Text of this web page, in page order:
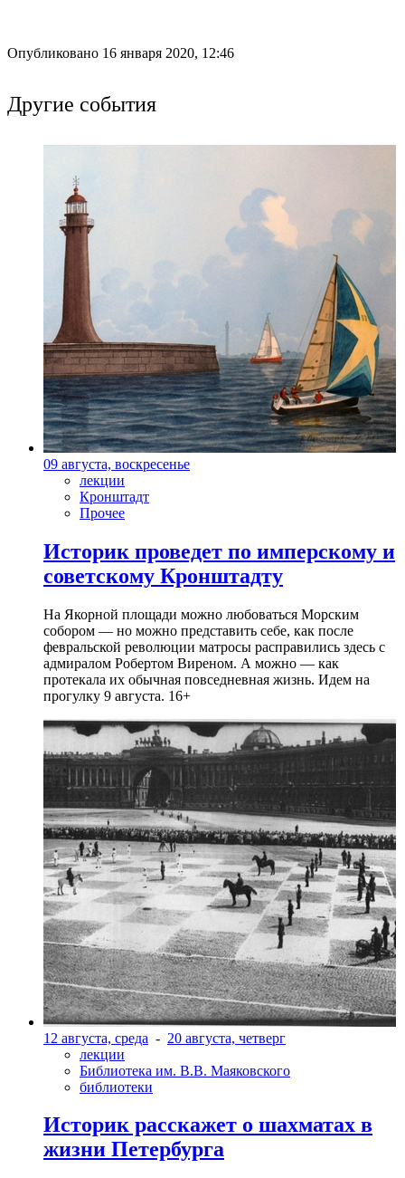
Опубликовано 16 января 2020, 12:46
Другие события
09 августа, воскресенье
лекции
Кронштадт
Прочее
Историк проведет по имперскому и
советскому Кронштадту
На Якорной площади можно любоваться Морским
собором — но можно представить себе, как после
февральской революции матросы расправились здесь с
адмиралом Робертом Виреном. А можно — как
протекала их обычная повседневная жизнь. Идем на
прогулку 9 августа. 16+
12 августа, среда - 20 августа, четверг
лекции
Библиотека им. В.В. Маяковского
библиотеки
Историк расскажет о шахматах в
жизни Петербурга